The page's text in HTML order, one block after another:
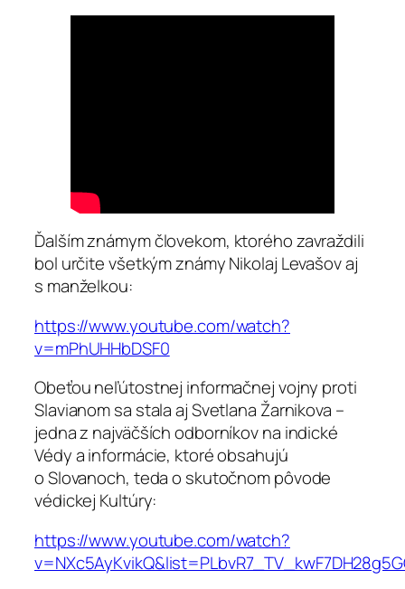
Ďalším známym človekom, ktorého zavraždili
bol určite všetkým známy Nikolaj Levašov aj
s manželkou:
https://www.youtube.com/watch?
v=mPhUHHbDSF0
Obeťou neľútostnej informačnej vojny proti
Slavianom sa stala aj Svetlana Žarnikova –
jedna z najväčších odborníkov na indické
Védy a informácie, ktoré obsahujú
o Slovanoch, teda o skutočnom pôvode
védickej Kultúry:
https://www.youtube.com/watch?